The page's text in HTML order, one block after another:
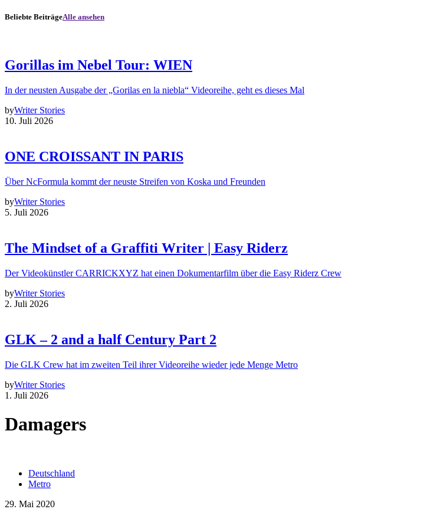
Beliebte BeiträgeAlle ansehen
Gorillas im Nebel Tour: WIEN
In der neusten Ausgabe der „Gorilas en la niebla“ Videoreihe, geht es dieses Mal
byWriter Stories
10. Juli 2026
ONE CROISSANT IN PARIS
Über NcFormula kommt der neuste Streifen von Koska und Freunden
byWriter Stories
5. Juli 2026
The Mindset of a Graffiti Writer | Easy Riderz
Der Videokünstler CARRICKXYZ hat einen Dokumentarfilm über die Easy Riderz Crew
byWriter Stories
2. Juli 2026
GLK – 2 and a half Century Part 2
Die GLK Crew hat im zweiten Teil ihrer Videoreihe wieder jede Menge Metro
byWriter Stories
1. Juli 2026
Damagers
Deutschland
Metro
29. Mai 2020